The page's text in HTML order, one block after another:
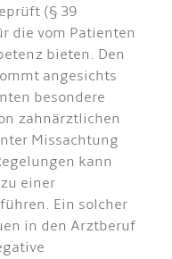
(§ 39
die vom Patienten
bieten. Den
angesichts
besondere
zahnärztlichen
Missachtung
kann
einer
Ein solcher
in den Arztberuf